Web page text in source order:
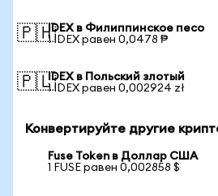
🇵🇭IDEX в Филиппинское песо
1 IDEX равен 0,0478 ₱
🇵🇱IDEX в Польский злотый
1 IDEX равен 0,002924 zł
Конвертируйте другие
Fuse Token в Доллар США
1 FUSE равен 0,002858 $